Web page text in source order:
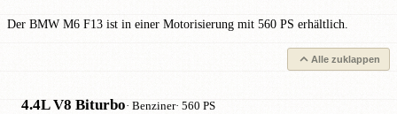
Der BMW M6 F13 ist in einer Motorisierung mit 560 PS erhältlich.
Alle zuklappen
4.4L V8 Biturbo· Benziner· 560 PS